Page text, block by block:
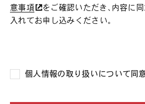
意事項
をご確認いただき、内容に
入れてお申し込みください。
個人情報の取り扱いについて同意